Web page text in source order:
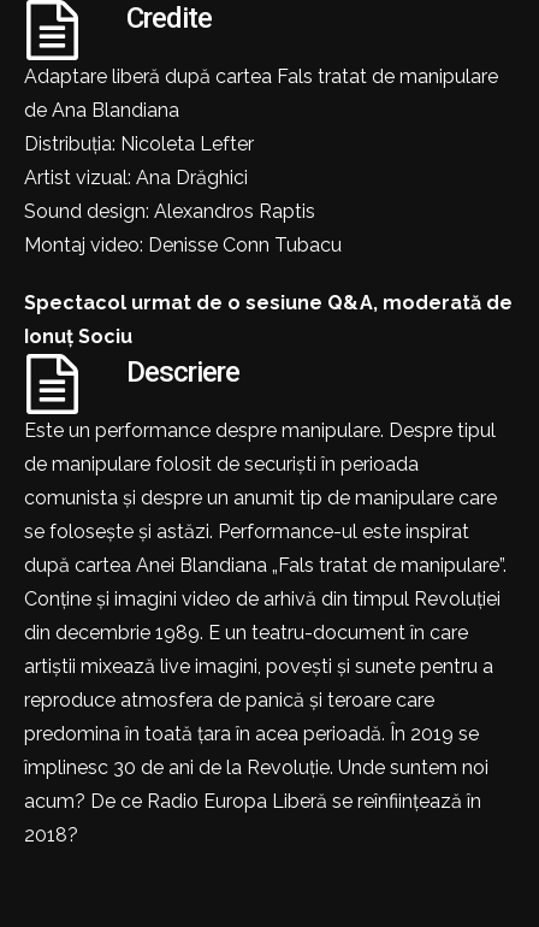
Credite
Adaptare liberă după cartea Fals tratat de manipulare
de Ana Blandiana
Distribuția: Nicoleta Lefter
Artist vizual: Ana Drăghici
Sound design: Alexandros Raptis
Montaj video: Denisse Conn Tubacu
Spectacol urmat de o sesiune Q&A, moderată de
Ionuț Sociu
Descriere
Este un performance despre manipulare. Despre tipul
de manipulare folosit de securiști în perioada
comunista și despre un anumit tip de manipulare care
se folosește și astăzi. Performance-ul este inspirat
după cartea Anei Blandiana „Fals tratat de manipulare”.
Conține și imagini video de arhivă din timpul Revoluției
din decembrie 1989. E un teatru-document în care
artiștii mixează live imagini, povești și sunete pentru a
reproduce atmosfera de panică și teroare care
predomina în toată țara în acea perioadă. În 2019 se
împlinesc 30 de ani de la Revoluție. Unde suntem noi
acum? De ce Radio Europa Liberă se reînființează în
2018?